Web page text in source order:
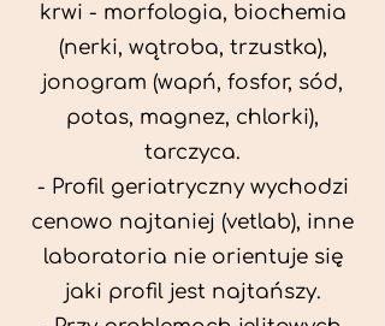
krwi - morfologia, biochemia
(nerki, wątroba, trzustka),
jonogram (wapń, fosfor, sód,
potas, magnez, chlorki),
tarczyca.
- Profil geriatryczny wychodzi
cenowo najtaniej (vetlab), inne
laboratoria nie orientuje się
jaki profil jest najtańszy.